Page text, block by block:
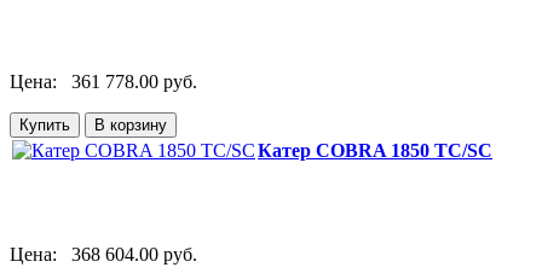
Цена: 361 778.00 руб.
Катер COBRA 1850 TC/SC
Цена: 368 604.00 руб.